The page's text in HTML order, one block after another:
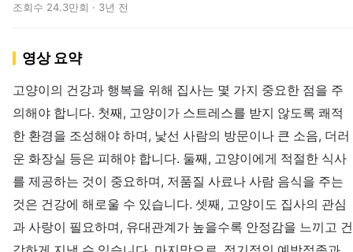
조회수 24.3만회 · 3년 전
영상 요약
고양이의 건강과 행복을 위해 집사는 몇 가지 중요한 점을 주
의해야 합니다. 첫째, 고양이가 스트레스를 받지 않도록 쾌적
한 환경을 조성해야 하며, 낯선 사람의 방문이나 큰 소음, 더러
운 화장실 등은 피해야 합니다. 둘째, 고양이에게 적절한 식사
를 제공하는 것이 중요하며, 저품질 사료나 사람 음식을 주는
것은 건강에 해로울 수 있습니다. 셋째, 고양이도 집사의 관심
과 사랑이 필요하며, 유대관계가 높을수록 안정감을 느끼고 건